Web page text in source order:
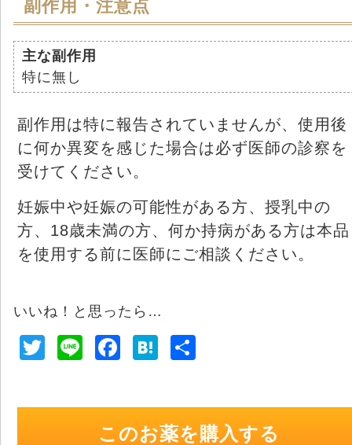
副作用・注意点
主な副作用
特に無し
副作用は特に報告されていませんが、使用後
に何か異変を感じた場合は必ず医師の診察を
受けてください。
妊娠中や妊娠の可能性がある方、授乳中の
方、18歳未満の方、何か持病がある方は本品
を使用する前に医師にご相談ください。
いいね！と思ったら…
T
Li
e
H
n
このお薬を購入する